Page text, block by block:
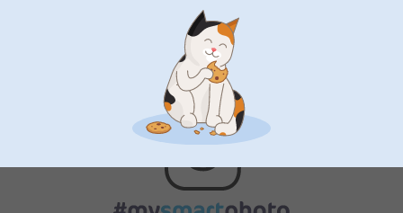
Bonus på alle dine køb